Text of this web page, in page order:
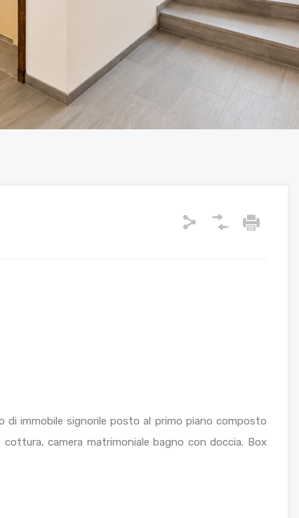
di immobile signorile posto al primo piano composto
camera matrimoniale bagno con doccia. Box